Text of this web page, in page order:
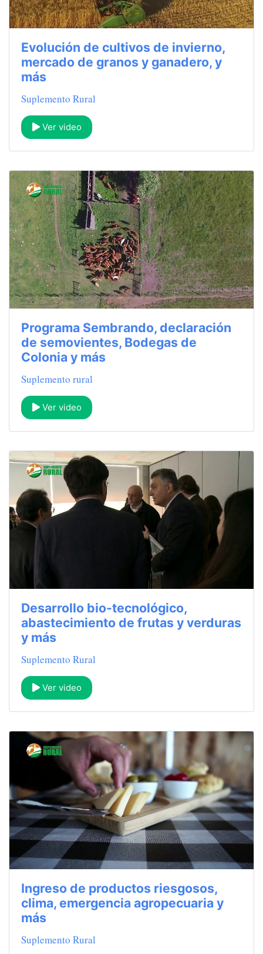
Evolución de cultivos de invierno,
mercado de granos y ganadero, y
más
Suplemento Rural
Ver video
Programa Sembrando, declaración
de semovientes, Bodegas de
Colonia y más
Suplemento rural
Ver video
Desarrollo bio-tecnológico,
abastecimiento de frutas y verduras
y más
Suplemento Rural
Ver video
Ingreso de productos riesgosos,
clima, emergencia agropecuaria y
más
Suplemento Rural